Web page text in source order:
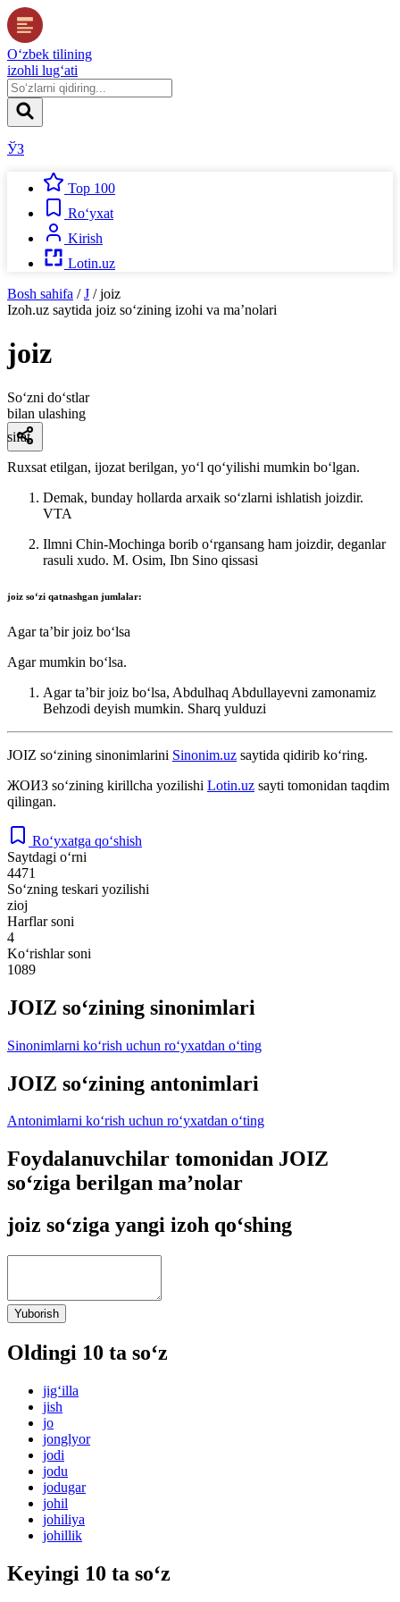
O‘zbek tilining
izohli lug‘ati
ЎЗ
Top 100
Ro‘yxat
Kirish
Lotin.uz
Bosh sahifa / J / joiz
Izoh.uz saytida joiz so‘zining izohi va ma’nolari
joiz
So‘zni do‘stlar
bilan ulashing
sifat
Ruxsat etilgan, ijozat berilgan, yoʻl qoʻyilishi mumkin boʻlgan.
Demak, bunday hollarda arxaik soʻzlarni ishlatish joizdir.
VTA
Ilmni Chin-Mochinga borib oʻrgansang ham joizdir, deganlar
rasuli xudo. M. Osim, Ibn Sino qissasi
joiz soʻzi qatnashgan jumlalar:
Agar taʼbir joiz boʻlsa
Agar mumkin boʻlsa.
Agar taʼbir joiz boʻlsa, Abdulhaq Abdullayevni zamonamiz
Behzodi deyish mumkin. Sharq yulduzi
JOIZ so‘zining sinonimlarini Sinonim.uz saytida qidirib ko‘ring.
ЖОИЗ so‘zining kirillcha yozilishi Lotin.uz sayti tomonidan taqdim
qilingan.
Ro‘yxatga qo‘shish
Saytdagi o‘rni
4471
So‘zning teskari yozilishi
zioj
Harflar soni
4
Ko‘rishlar soni
1089
JOIZ so‘zining sinonimlari
Sinonimlarni ko‘rish uchun ro‘yxatdan o‘ting
JOIZ so‘zining antonimlari
Antonimlarni ko‘rish uchun ro‘yxatdan o‘ting
Foydalanuvchilar tomonidan JOIZ
so‘ziga berilgan ma’nolar
joiz so‘ziga yangi izoh qo‘shing
Yuborish
Oldingi 10 ta so‘z
jig‘illa
jish
jo
jonglyor
jodi
jodu
jodugar
johil
johiliya
johillik
Keyingi 10 ta so‘z